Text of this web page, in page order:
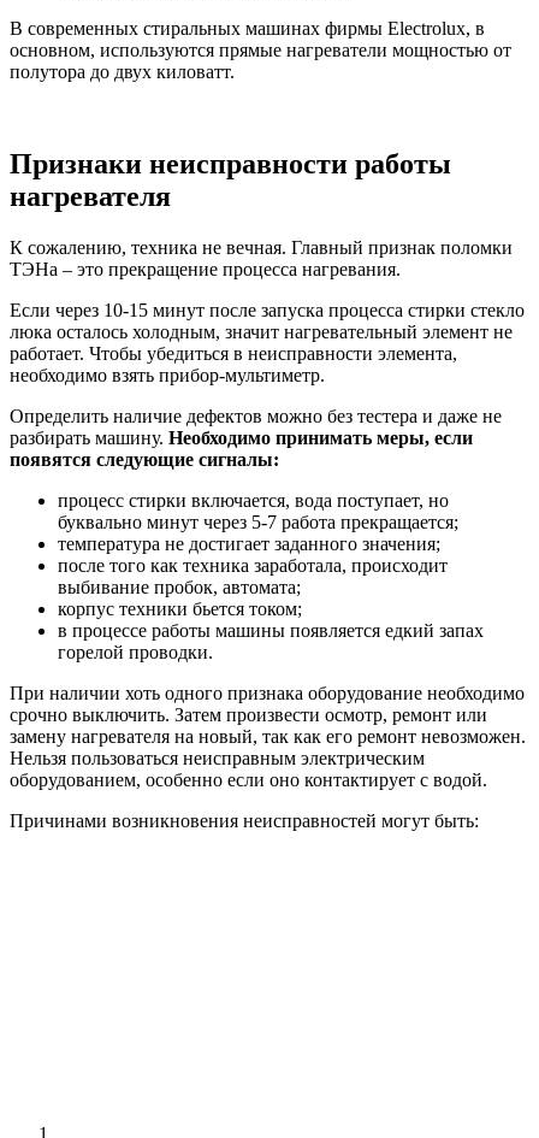
В современных стиральных машинах фирмы Electrolux, в
основном, используются прямые нагреватели мощностью от
полутора до двух киловатт.
Признаки неисправности работы
нагревателя
К сожалению, техника не вечная. Главный признак поломки
ТЭНа – это прекращение процесса нагревания.
Если через 10-15 минут после запуска процесса стирки стекло
люка осталось холодным, значит нагревательный элемент не
работает. Чтобы убедиться в неисправности элемента,
необходимо взять прибор-мультиметр.
Определить наличие дефектов можно без тестера и даже не
разбирать машину. Необходимо принимать меры, если
появятся следующие сигналы:
процесс стирки включается, вода поступает, но
буквально минут через 5-7 работа прекращается;
температура не достигает заданного значения;
после того как техника заработала, происходит
выбивание пробок, автомата;
корпус техники бьется током;
в процессе работы машины появляется едкий запах
горелой проводки.
При наличии хоть одного признака оборудование необходимо
срочно выключить. Затем произвести осмотр, ремонт или
замену нагревателя на новый, так как его ремонт невозможен.
Нельзя пользоваться неисправным электрическим
оборудованием, особенно если оно контактирует с водой.
Причинами возникновения неисправностей могут быть: